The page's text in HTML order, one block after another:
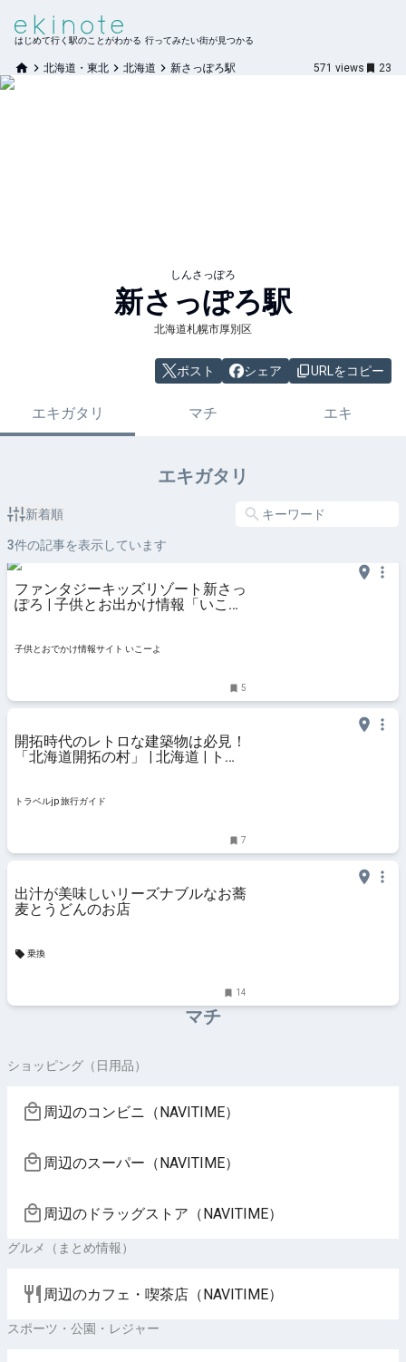
はじめて行く駅のことがわかる 行ってみたい街が見つかる
北海道・東北 北海道 新さっぽろ駅 571 views 23
しんさっぽろ
新さっぽろ駅
北海道札幌市厚別区
ポスト シェア URLをコピー
エキガタリ マチ エキ
エキガタリ
新着順
3件の記事を表示しています
ファンタジーキッズリゾート新さっ
ぽろ | 子供とお出かけ情報「いこー
子供とおでかけ情報サイト いこーよ
5
開拓時代のレトロな建築物は必見！
「北海道開拓の村」 | 北海道 | トラ
トラベルjp 旅行ガイド
7
出汁が美味しいリーズナブルなお蕎
麦とうどんのお店
乗換
14
マチ
ショッピング（日用品）
周辺のコンビニ（NAVITIME）
周辺のスーパー（NAVITIME）
周辺のドラッグストア（NAVITIME）
グルメ（まとめ情報）
周辺のカフェ・喫茶店（NAVITIME）
スポーツ・公園・レジャー